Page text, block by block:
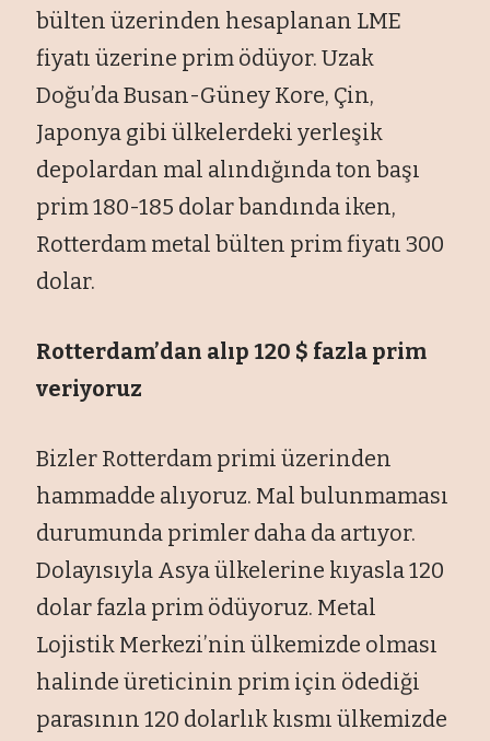
bülten üzerinden hesaplanan LME
fiyatı üzerine prim ödüyor. Uzak
Doğu’da Busan-Güney Kore, Çin,
Japonya gibi ülkelerdeki yerleşik
depolardan mal alındığında ton başı
prim 180-185 dolar bandında iken,
Rotterdam metal bülten prim fiyatı 300
dolar.
Rotterdam’dan alıp 120 $ fazla prim
veriyoruz
Bizler Rotterdam primi üzerinden
hammadde alıyoruz. Mal bulunmaması
durumunda primler daha da artıyor.
Dolayısıyla Asya ülkelerine kıyasla 120
dolar fazla prim ödüyoruz. Metal
Lojistik Merkezi’nin ülkemizde olması
halinde üreticinin prim için ödediği
parasının 120 dolarlık kısmı ülkemizde